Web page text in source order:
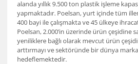
alanda yıllık 9.500 ton plastik işleme
yapmaktadır. Poelsan, yurt içinde tüm
400 bayi ile çalışmakta ve 45 ülkeye
Poelsan, 2.000’in üzerinde ürün çeşidine
yeniliklere bağlı olarak mevcut ürün
arttırmayı ve sektöründe bir dünya
hedeflemektedir.